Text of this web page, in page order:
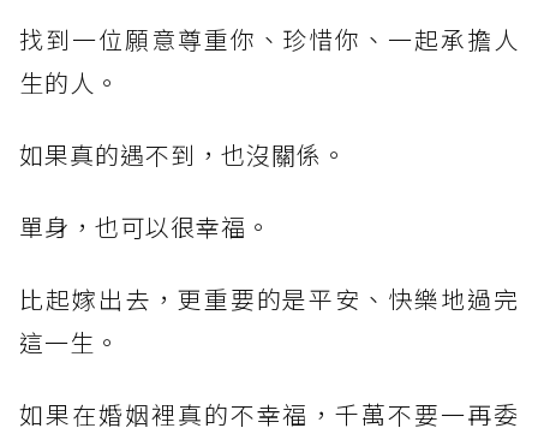
找到一位願意尊重你、珍惜你、一起承擔人
生的人。
如果真的遇不到，也沒關係。
單身，也可以很幸福。
比起嫁出去，更重要的是平安、快樂地過完
這一生。
如果在婚姻裡真的不幸福，千萬不要一再委